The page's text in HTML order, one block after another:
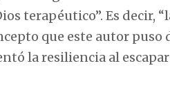
terapéutico”. Es decir,
que este autor puso
la resiliencia al